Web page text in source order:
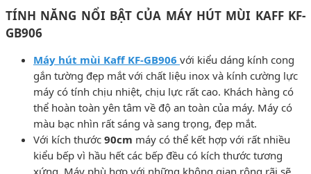
TÍNH NĂNG NỔI BẬT CỦA MÁY HÚT MÙI KAFF KF-
GB906
Máy hút mùi Kaff KF-GB906 với kiểu dáng kính cong
gắn tường đẹp mắt với chất liệu inox và kính cường lực
máy có tính chịu nhiệt, chịu lực rất cao. Khách hàng có
thể hoàn toàn yên tâm về độ an toàn của máy. Máy có
màu bạc nhìn rất sáng và sang trọng, đẹp mắt.
Với kích thước 90cm máy có thể kết hợp với rất nhiều
kiểu bếp vì hầu hết các bếp đều có kích thước tương
xứng. Máy phù hợp với những không gian rộng rãi sẽ